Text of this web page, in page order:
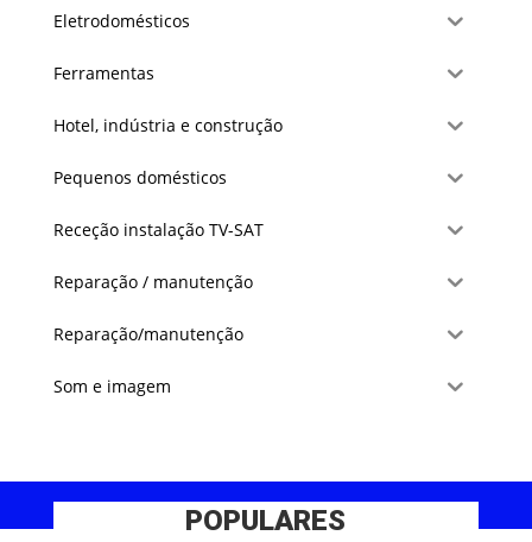
Eletrodomésticos
Ferramentas
Hotel, indústria e construção
Pequenos domésticos
Receção instalação TV-SAT
Reparação / manutenção
Reparação/manutenção
Som e imagem
POPULARES